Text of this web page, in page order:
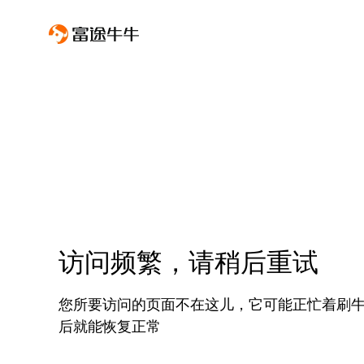
访问频繁，请稍后重试
您所要访问的页面不在这儿，它可能正忙着刷
后就能恢复正常